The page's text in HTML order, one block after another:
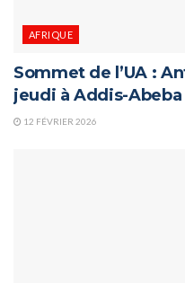
AFRIQUE
Sommet de l’UA :
jeudi à Addis-Abeba
12 FÉVRIER 2026